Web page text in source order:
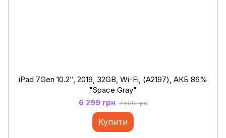
iPad 7Gen 10.2’’, 2019, 32GB, Wi-Fi, (А2197), АКБ 86%
"Space Gray"
6 299 грн 7 500 грн
Купити